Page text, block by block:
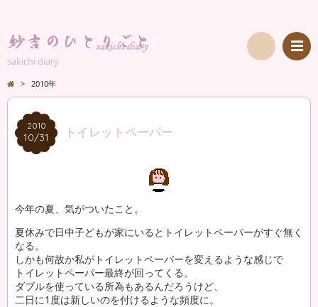
sakichi diary
索
> 2010年
2010
10/31
2010
10/31 トイレットペーパー
今年の夏、気がついたこと。
夏休みで日中子どもが家にいるとトイレットペーパーがすぐ無く
なる。
しかも何故か私がトイレットペーパーを変えるような感じで
トイレットペーパー最終が回ってくる。
ダブルを使っている所為もあるんだろうけど、
二日に1度は新しいのを付けるような頻度に。